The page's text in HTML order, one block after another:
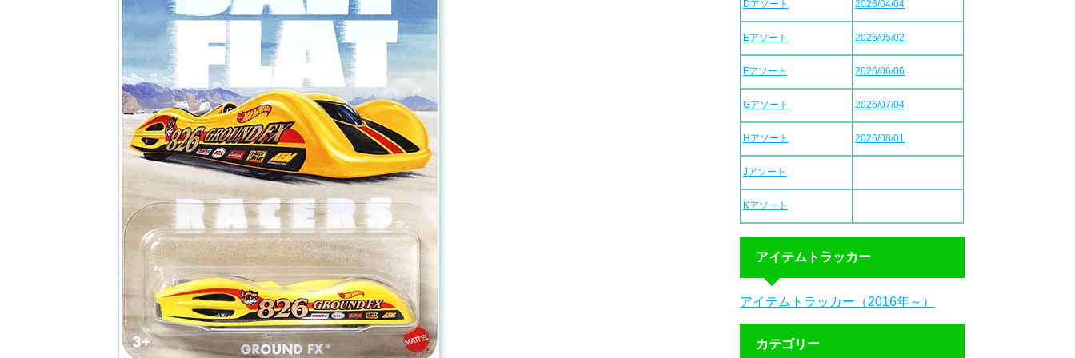
Dアソート 2026/04/04
Eアソート 2026/05/02
Fアソート 2026/06/06
Gアソート 2026/07/04
Hアソート 2026/08/01
Jアソート
Kアソート
アイテムトラッカー
アイテムトラッカー（2016年～）
カテゴリー